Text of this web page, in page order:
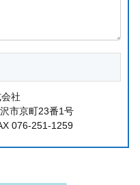
社
市京町23番1号
076-251-1259